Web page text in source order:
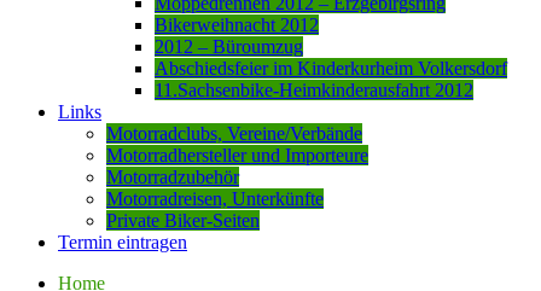
Bikerweihnacht 2012
2012 – Büroumzug
Abschiedsfeier im Kinderkurheim Volkersdorf
11.Sachsenbike-Heimkinderausfahrt 2012
Links
Motorradclubs, Vereine/Verbände
Motorradhersteller und Importeure
Motorradzubehör
Motorradreisen, Unterkünfte
Private Biker-Seiten
Termin eintragen
Home